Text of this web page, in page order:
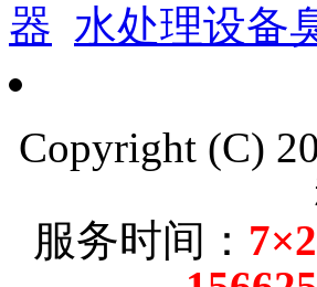
器 水处理设备
Copyright (C)
服务时间：